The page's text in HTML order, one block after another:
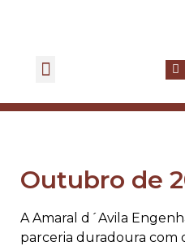
Outubro de
A Amaral d´Avila
parceria duradoura com